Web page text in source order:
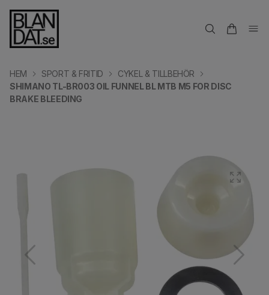
HEM SPORT & FRITID
CYKEL & TILLBEHÖR
SHIMANO TL-BR003 OIL FUNNEL BL MTB M5 FOR DISC
BRAKE BLEEDING